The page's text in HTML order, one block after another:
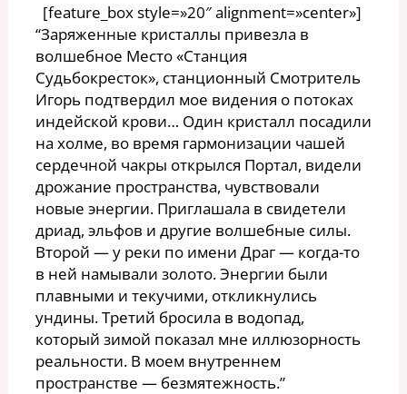
[feature_box style=»20″ alignment=»center»]
“Заряженные кристаллы привезла в
волшебное Место «Станция
Судьбокресток», станционный Смотритель
Игорь подтвердил мое видения о потоках
индейской крови… Один кристалл посадили
на холме, во время гармонизации чашей
сердечной чакры открылся Портал, видели
дрожание пространства, чувствовали
новые энергии. Приглашала в свидетели
дриад, эльфов и другие волшебные силы.
Второй — у реки по имени Драг — когда-то
в ней намывали золото. Энергии были
плавными и текучими, откликнулись
ундины. Третий бросила в водопад,
который зимой показал мне иллюзорность
реальности. В моем внутреннем
пространстве — безмятежность.”